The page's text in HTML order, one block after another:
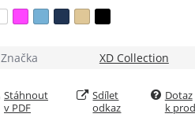
Značka XD Collection
Stáhnout
v PDF
Sdílet
odkaz
Dotaz
k